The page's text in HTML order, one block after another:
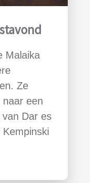
Malaika
Ze
naar een
Dar es